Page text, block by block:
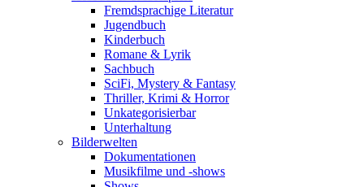
Fremdsprachige Literatur
Jugendbuch
Kinderbuch
Romane & Lyrik
Sachbuch
SciFi, Mystery & Fantasy
Thriller, Krimi & Horror
Unkategorisierbar
Unterhaltung
Bilderwelten
Dokumentationen
Musikfilme und -shows